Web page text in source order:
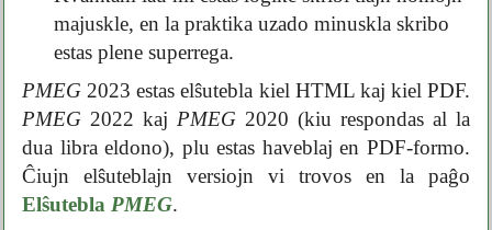
majuskle, en la praktika uzado minuskla skribo
estas plene superrega.
PMEG 2023 estas elŝutebla kiel HTML kaj kiel PDF.
PMEG 2022 kajPMEG 2020 (kiu respondas al la
dua libra eldono), plu estas haveblaj en PDF-formo.
Ĉiujn elŝuteblajn versiojn vi trovos en la paĝo
ElŝuteblaPMEG.